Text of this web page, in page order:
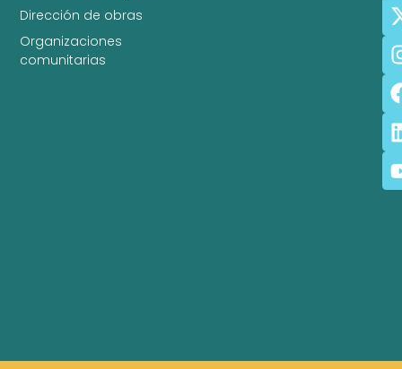
Dirección de obras
Organizaciones
comunitarias